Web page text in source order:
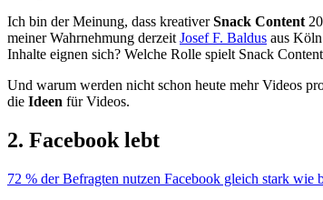
Ich bin der Meinung, dass kreativerSnack Content
meiner Wahrnehmung derzeitJosef F. Baldus aus
Inhalte eignen sich? Welche Rolle spielt Snack
Und warum werden nicht schon heute mehr Videos
die Ideen für Videos.
2. Facebook lebt
72 % der Befragten nutzen Facebook gleich stark wie